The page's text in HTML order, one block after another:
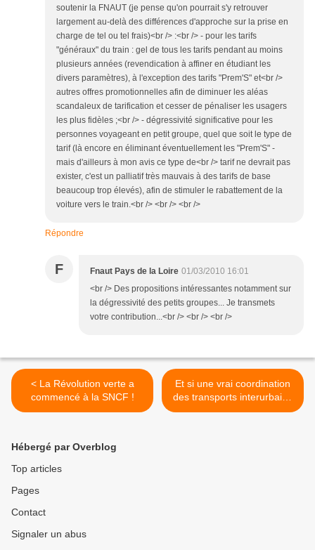
soutenir la FNAUT (je pense qu'on pourrait s'y retrouver
largement au-delà des différences d'approche sur la prise en
charge de tel ou tel frais)<br /> :<br /> - pour les tarifs
"généraux" du train : gel de tous les tarifs pendant au moins
plusieurs années (revendication à affiner en étudiant les
divers paramètres), à l'exception des tarifs "Prem'S" et<br />
autres offres promotionnelles afin de diminuer les aléas
scandaleux de tarification et cesser de pénaliser les usagers
les plus fidèles ;<br /> - dégressivité significative pour les
personnes voyageant en petit groupe, quel que soit le type de
tarif (là encore en éliminant éventuellement les "Prem'S" -
mais d'ailleurs à mon avis ce type de<br /> tarif ne devrait pas
exister, c'est un palliatif très mauvais à des tarifs de base
beaucoup trop élevés), afin de stimuler le rabattement de la
voiture vers le train.<br /> <br /> <br />
Répondre
F Fnaut Pays de la Loire 01/03/2010 16:01
<br /> Des propositions intéressantes notamment sur
la dégressivité des petits groupes... Je transmets
votre contribution...<br /> <br /> <br />
< La Révolution verte a
commencé à la SNCF !
Et si une vrai coordination
des transports interurbains
était appliquée (2) >
Hébergé par Overblog
Top articles
Pages
Contact
Signaler un abus